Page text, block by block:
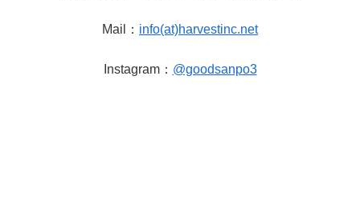
Mail： info(at)harvestinc.net
Instagram： @goodsanpo3